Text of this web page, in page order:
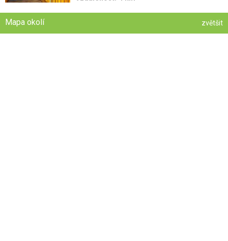
Mapa okolí zvětšit